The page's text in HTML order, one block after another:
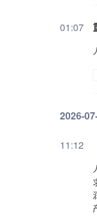
01:07
2026-
11:12